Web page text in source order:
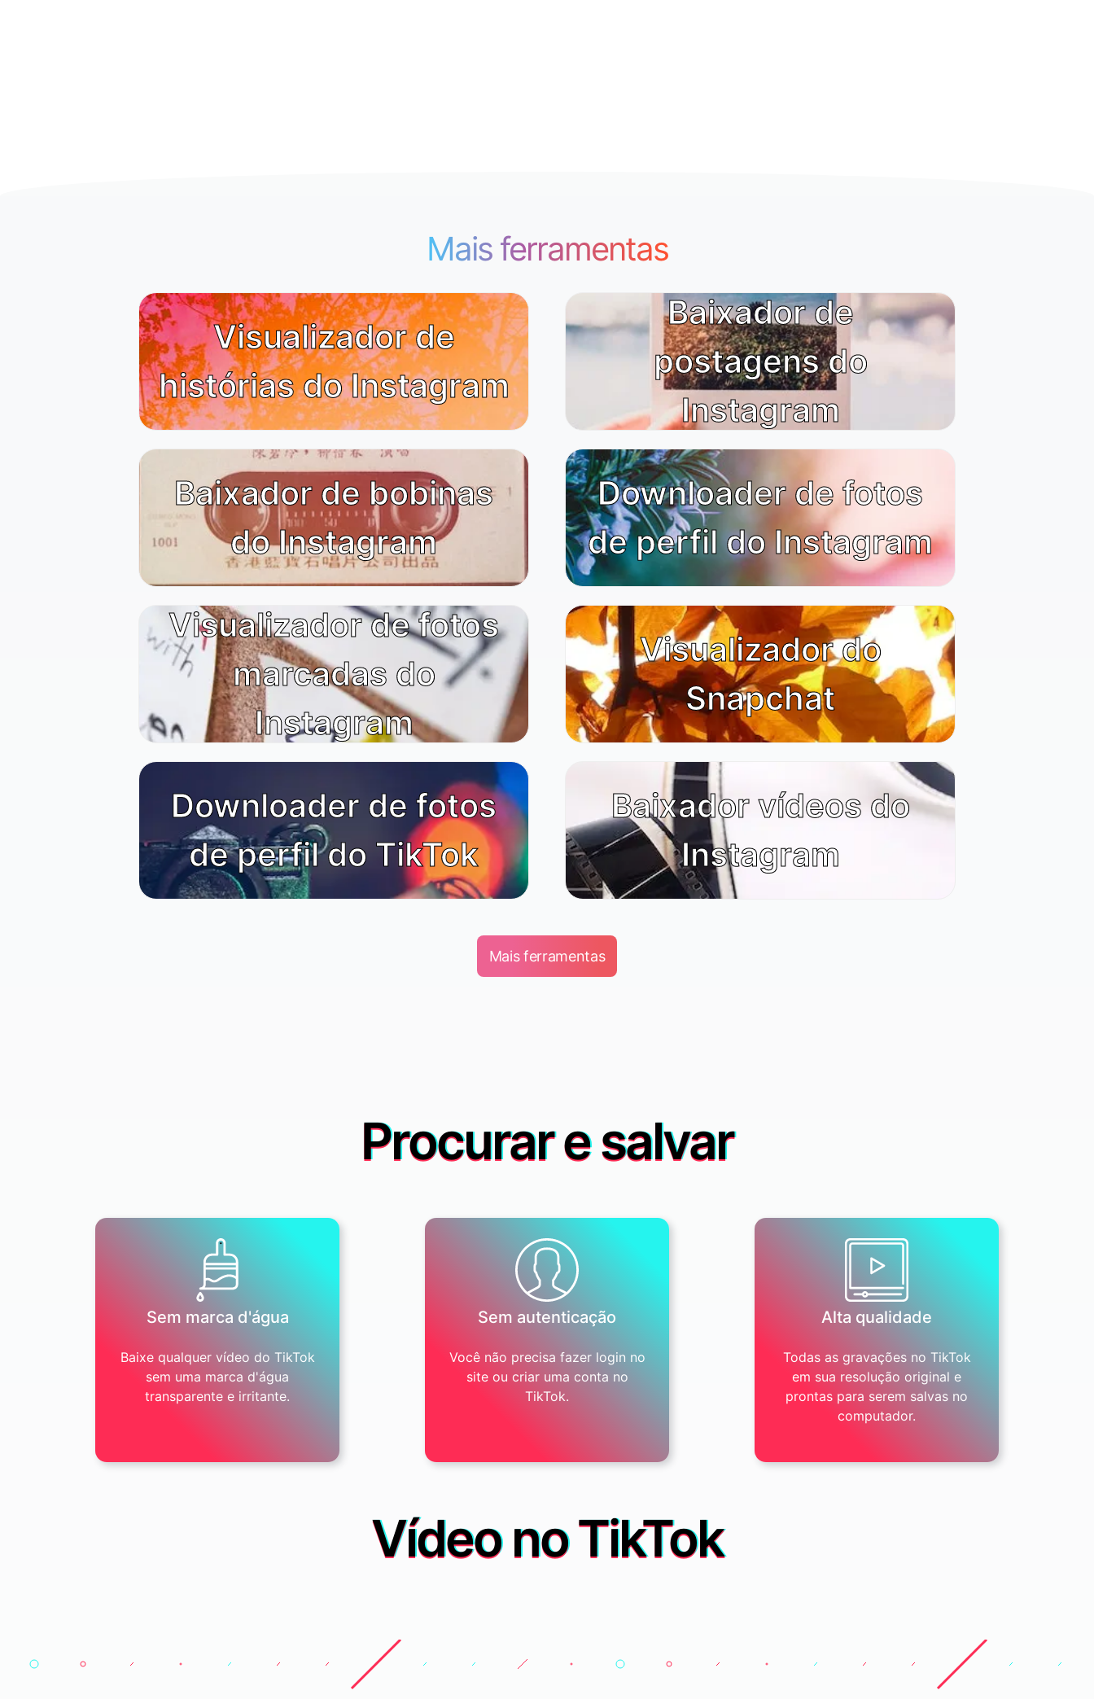
Mais ferramentas
Visualizador de
histórias do Instagram
Baixador de
postagens do
Instagram
Baixador de bobinas
do Instagram
Downloader de fotos
de perfil do Instagram
Visualizador de fotos
marcadas do
Instagram
Visualizador do
Snapchat
Downloader de fotos
de perfil do TikTok
Baixador vídeos do
Instagram
Mais ferramentas
Procurar e salvar
Sem marca d'água
Baixe qualquer vídeo do TikTok
sem uma marca d'água
transparente e irritante.
Sem autenticação
Você não precisa fazer login no
site ou criar uma conta no
TikTok.
Alta qualidade
Todas as gravações no TikTok
em sua resolução original e
prontas para serem salvas no
computador.
Vídeo no TikTok